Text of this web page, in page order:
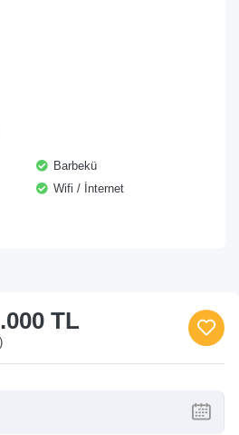
Barbekü
Wifi / İnternet
TL